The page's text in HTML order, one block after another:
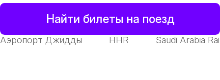
Найти билеты на поезд
Аэропорт Джидды HHR Saudi Arabia